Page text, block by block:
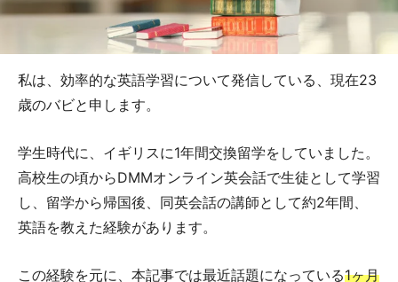
私は、効率的な英語学習について発信している、現在23
歳のバビと申します。
学生時代に、イギリスに1年間交換留学をしていました。
高校生の頃からDMMオンライン英会話で生徒として学習
し、留学から帰国後、同英会話の講師として約2年間、
英語を教えた経験があります。
この経験を元に、本記事では最近話題になっている1ヶ月